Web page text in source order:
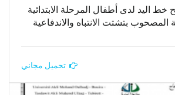
اليد لدى أطفال المرحلة الابتدائية
بتشتت الانتباه والاندفاعية
تحميل مجاني